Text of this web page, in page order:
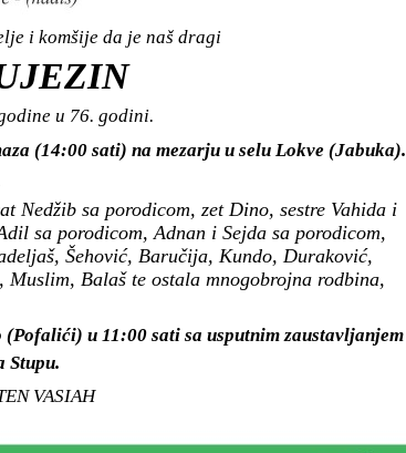
i komšije da je naš dragi
u 76. godini.
(14:00 sati) na mezarju u selu Lokve (Jabuka).
Nedžib sa porodicom, zet Dino, sestre Vahida i
sa porodicom, Adnan i Sejda sa porodicom,
Šehović, Baručija, Kundo, Duraković,
Balaš te ostala mnogobrojna rodbina,
u 11:00 sati sa usputnim zaustavljanjem
Stupu.
VASIAH